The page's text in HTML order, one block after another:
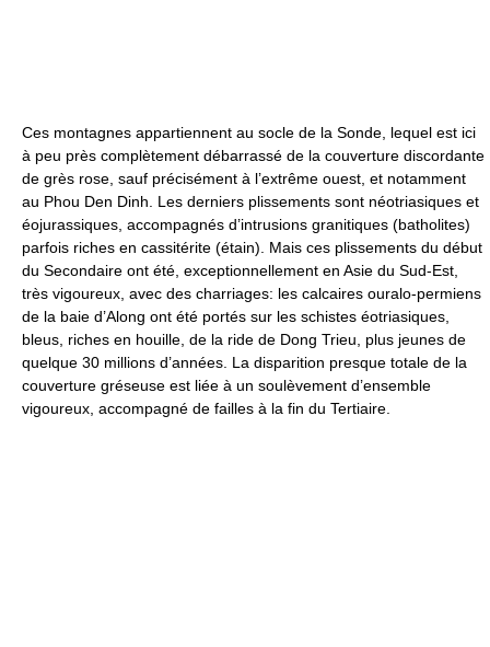
Ces montagnes appartiennent au socle de la Sonde, lequel est ici
à peu près complètement débarrassé de la couverture discordante
de grès rose, sauf précisément à l’extrême ouest, et notamment
au Phou Den Dinh. Les derniers plissements sont néotriasiques et
éojurassiques, accompagnés d’intrusions granitiques (batholites)
parfois riches en cassitérite (étain). Mais ces plissements du début
du Secondaire ont été, exceptionnellement en Asie du Sud-Est,
très vigoureux, avec des charriages: les calcaires ouralo-permiens
de la baie d’Along ont été portés sur les schistes éotriasiques,
bleus, riches en houille, de la ride de Dong Trieu, plus jeunes de
quelque 30 millions d’années. La disparition presque totale de la
couverture gréseuse est liée à un soulèvement d’ensemble
vigoureux, accompagné de failles à la fin du Tertiaire.